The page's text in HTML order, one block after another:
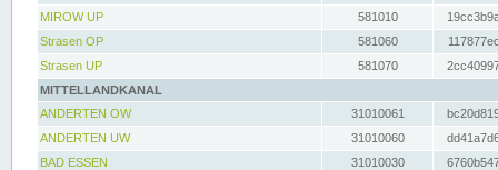
MIROW UP
581010
Strasen OP
581060
Strasen UP
581070
MITTELLANDKANAL
ANDERTEN OW
31010061
ANDERTEN UW
31010060
BAD ESSEN
31010030